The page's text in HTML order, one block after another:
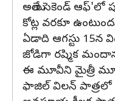
అయితే సెకెండ్ ఆఫ్'లో
కోట్ల వరకూ
ఏడాది ఆగస్టు 15న
జోడిగా రష్మిక
ఈ మూవీని మైత్రీ
ఫాజిల్ విలన్ పాత్రలో